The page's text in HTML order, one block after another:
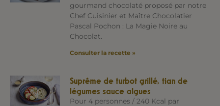
gourmand chocolaté proposé par notre
Chef Cuisinier et Maître Chocolatier
Pascal Pochon : La Magie Noire au
Chocolat.
Consulter la recette »
Suprême de turbot grillé, tian de
légumes sauce algues
Pour 4 personnes / 240 Kcal par